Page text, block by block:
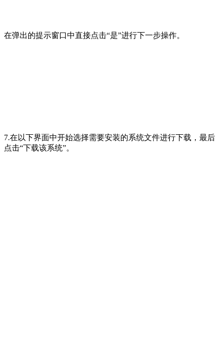
在弹出的提示窗口中直接点击“是”进行下一步操作。
7.在以下界面中开始选择需要安装的系统文件进行下载，最后
点击“下载该系统”。